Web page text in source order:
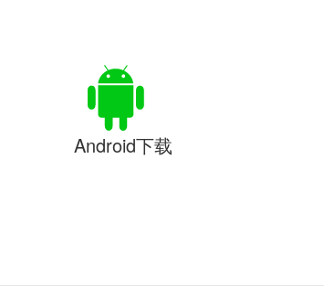
Android下载